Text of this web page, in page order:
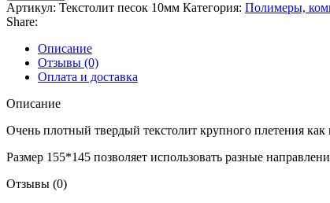
Артикул: Текстолит песок 10мм Категория: Полимеры,
Share:
Описание
Отзывы (0)
Оплата и доставка
Описание
Очень плотный твердый текстолит крупного плетения как
Размер 155*145 позволяет использовать разные
Отзывы (0)